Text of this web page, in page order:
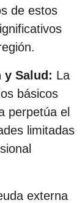
de estos
y Salud: La
básicos
perpetúa el
limitadas
externa